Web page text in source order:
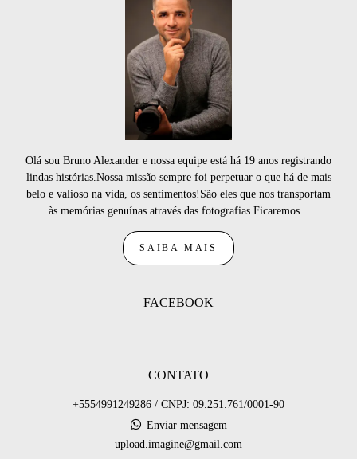
Olá sou Bruno Alexander e nossa equipe está há 19 anos registrando
lindas histórias.Nossa missão sempre foi perpetuar o que há de mais
belo e valioso na vida, os sentimentos!São eles que nos transportam
às memórias genuínas através das fotografias.Ficaremos...
SAIBA MAIS
FACEBOOK
CONTATO
+5554991249286 / CNPJ: 09.251.761/0001-90
Enviar mensagem
upload.imagine@gmail.com